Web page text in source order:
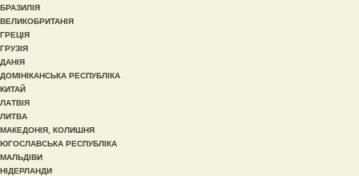
БРАЗИЛІЯ
ВЕЛИКОБРИТАНІЯ
ГРЕЦІЯ
ГРУЗІЯ
ДАНІЯ
ДОМІНІКАНСЬКА РЕСПУБЛІКА
КИТАЙ
ЛАТВІЯ
ЛИТВА
МАКЕДОНІЯ, КОЛИШНЯ
ЮГОСЛАВСЬКА РЕСПУБЛІКА
МАЛЬДІВИ
НІДЕРЛАНДИ